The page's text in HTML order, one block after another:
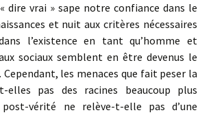
dire vrai » sape notre confiance dans le
et nuit aux critères nécessaires
l’existence en tant qu’homme et
sociaux semblent en être devenus le
les menaces que fait peser la
elles pas des racines beaucoup plus
vérité ne relève-t-elle pas d’une